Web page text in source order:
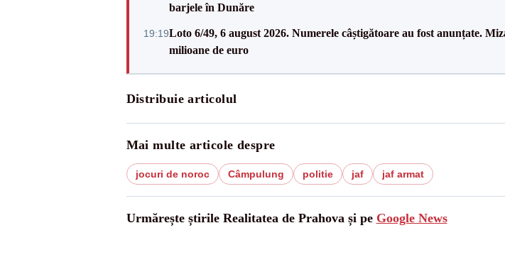
barjele în Dunăre
19:19Loto 6/49, 6 august 2026. Numerele câștigătoare au fost anunțate.
milioane de euro
Distribuie articolul
Mai multe articole despre
jocuri de noroc Câmpulung politie jaf jaf armat
Urmărește știrile Realitatea de Prahova și pe Google News